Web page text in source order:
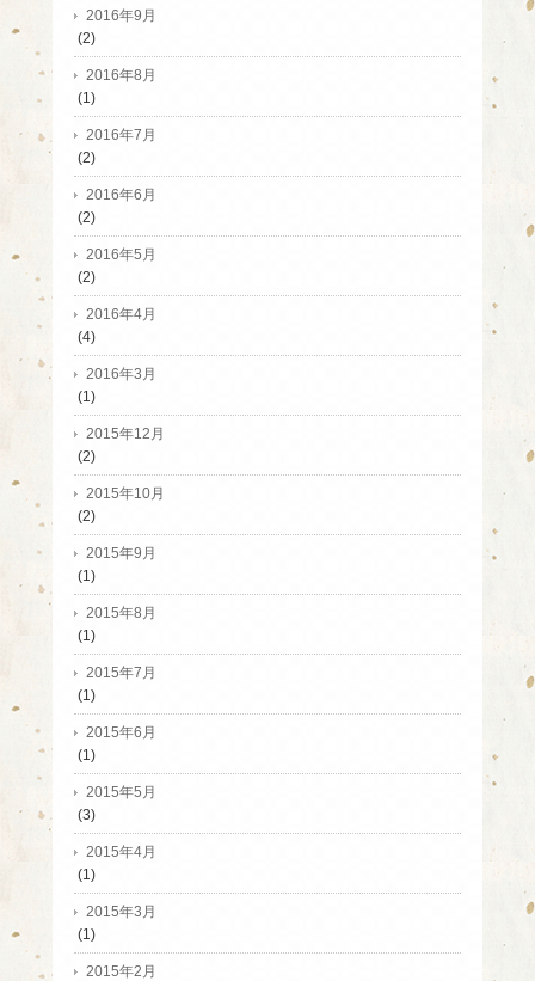
2016年9月
(2)
2016年8月
(1)
2016年7月
(2)
2016年6月
(2)
2016年5月
(2)
2016年4月
(4)
2016年3月
(1)
2015年12月
(2)
2015年10月
(2)
2015年9月
(1)
2015年8月
(1)
2015年7月
(1)
2015年6月
(1)
2015年5月
(3)
2015年4月
(1)
2015年3月
(1)
2015年2月